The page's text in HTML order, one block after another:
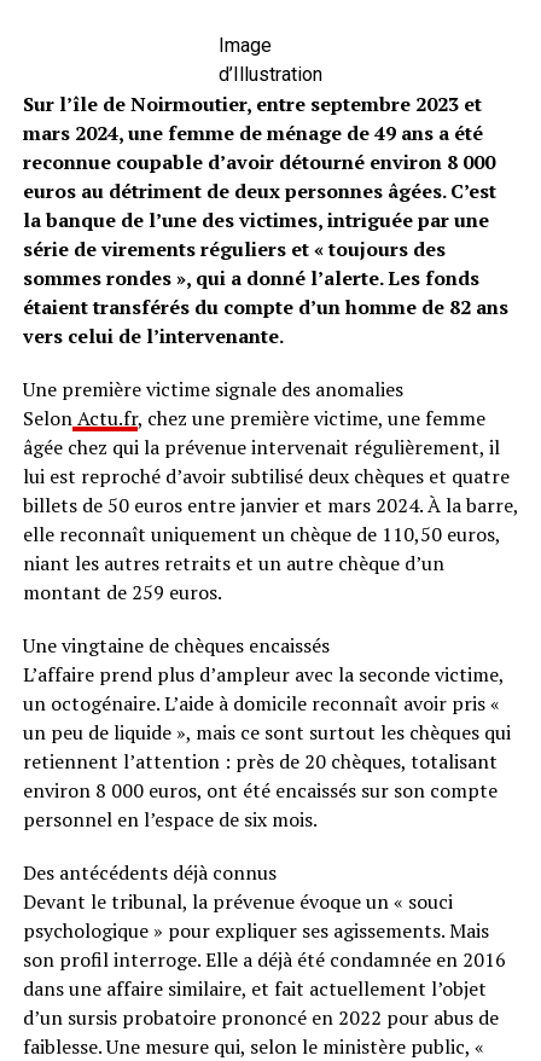
Image
d’Illustration
Sur l’île de Noirmoutier, entre septembre 2023 et
mars 2024, une femme de ménage de 49 ans a été
reconnue coupable d’avoir détourné environ 8 000
euros au détriment de deux personnes âgées. C’est
la banque de l’une des victimes, intriguée par une
série de virements réguliers et « toujours des
sommes rondes », qui a donné l’alerte. Les fonds
étaient transférés du compte d’un homme de 82 ans
vers celui de l’intervenante.
Une première victime signale des anomalies
SelonActu.fr, chez une première victime, une femme
âgée chez qui la prévenue intervenait régulièrement, il
lui est reproché d’avoir subtilisé deux chèques et quatre
billets de 50 euros entre janvier et mars 2024. À la barre,
elle reconnaît uniquement un chèque de 110,50 euros,
niant les autres retraits et un autre chèque d’un
montant de 259 euros.
Une vingtaine de chèques encaissés
L’affaire prend plus d’ampleur avec la seconde victime,
un octogénaire. L’aide à domicile reconnaît avoir pris «
un peu de liquide », mais ce sont surtout les chèques qui
retiennent l’attention : près de 20 chèques, totalisant
environ 8 000 euros, ont été encaissés sur son compte
personnel en l’espace de six mois.
Des antécédents déjà connus
Devant le tribunal, la prévenue évoque un « souci
psychologique » pour expliquer ses agissements. Mais
son profil interroge. Elle a déjà été condamnée en 2016
dans une affaire similaire, et fait actuellement l’objet
d’un sursis probatoire prononcé en 2022 pour abus de
faiblesse. Une mesure qui, selon le ministère public, «